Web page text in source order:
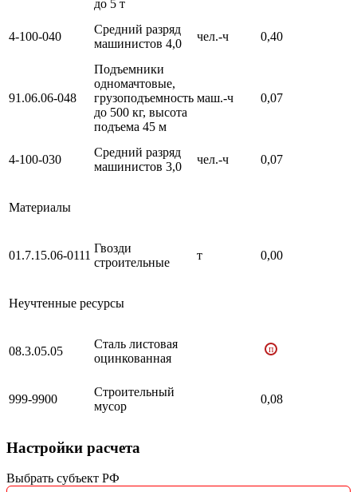
до 5 т
4-100-040
Средний разряд
машинистов 4,0
чел.-ч 0,40
91.06.06-048
Подъемники
одномачтовые,
грузоподъемность
до 500 кг, высота
подъема 45 м
маш.-ч 0,07
4-100-030
Средний разряд
машинистов 3,0
чел.-ч 0,07
Материалы
01.7.15.06-0111
Гвозди
строительные
т 0,00
Неучтенные ресурсы
08.3.05.05
Сталь листовая
оцинкованная
п
999-9900
Строительный
мусор
0,08
Настройки расчета
Выбрать субъект РФ